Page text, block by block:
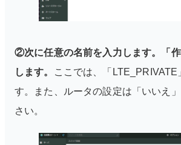
②次に任意の名前を入力します。「
します。
ここでは、「LTE_PRIVATE
す。また、ルータの設定は「いいえ
さい。